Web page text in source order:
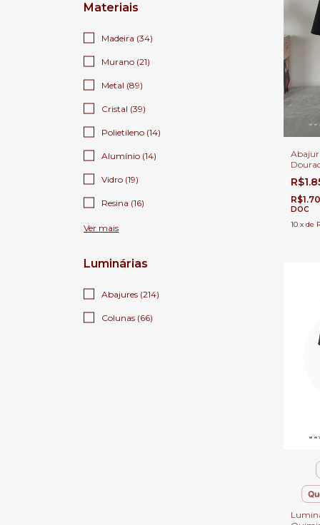
Materiais
Madeira (34)
Murano (21)
Metal (89)
Cristal (39)
Polietileno (14)
Alumínio (14)
Vidro (19)
Resina (16)
Ver mais
Luminárias
Abajures (214)
Colunas (66)
Abajur
Para
e
DOC
10 x de